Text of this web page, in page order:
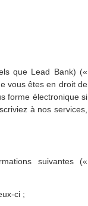
que Lead Bank) («
vous êtes en droit de
forme électronique si
à nos services,
suivantes («
ci ;